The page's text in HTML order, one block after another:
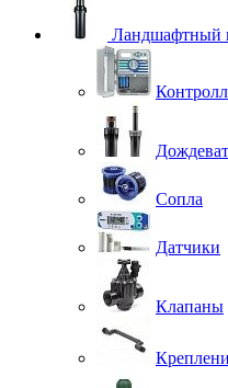
Ландшафтный
Сопла
Датчики
Клапаны